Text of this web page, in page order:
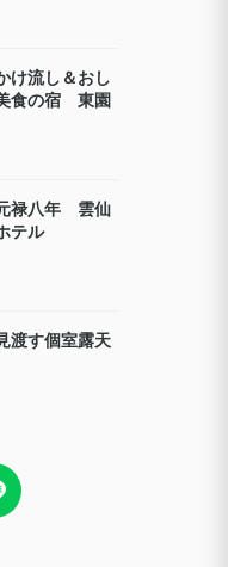
け流し＆おし
食の宿 東園
禄八年 雲仙
テル
す個室露天